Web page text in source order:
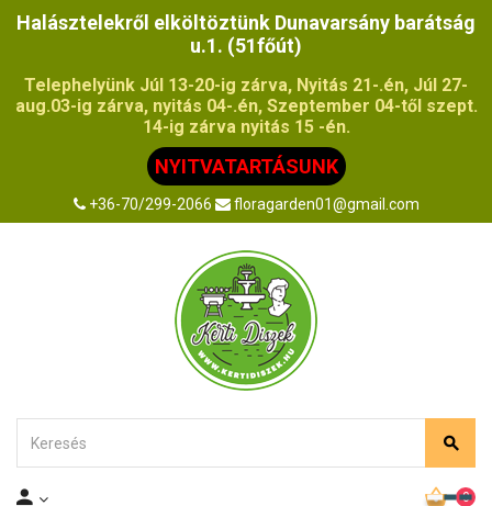
Halásztelekről elköltöztünk Dunavarsány barátság
u.1. (51főút)
Telephelyünk Júl 13-20-ig zárva, Nyitás 21-.én, Júl 27-
aug.03-ig zárva, nyitás 04-.én, Szeptember 04-től szept.
14-ig zárva nyitás 15 -én.
NYITVATARTÁSUNK
+36-70/299-2066 floragarden01@gmail.com
0